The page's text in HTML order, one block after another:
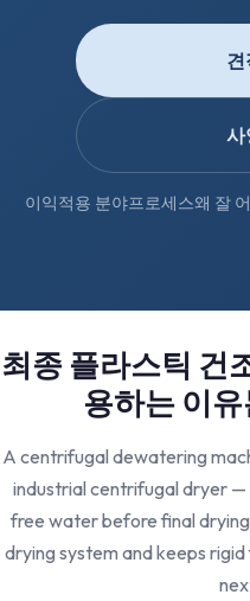
견
사
이익적용 분야프로세스왜 잘
최종 플라스틱 건
용하는 이
A centrifugal dewatering
industrial centrifugal dryer —
free water before final
drying system and keeps